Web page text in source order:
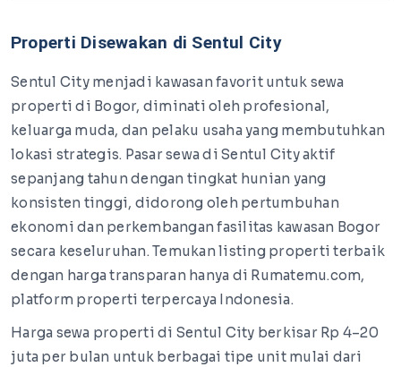
Properti Disewakan di Sentul City
Sentul City menjadi kawasan favorit untuk sewa
properti di Bogor, diminati oleh profesional,
keluarga muda, dan pelaku usaha yang membutuhkan
lokasi strategis. Pasar sewa di Sentul City aktif
sepanjang tahun dengan tingkat hunian yang
konsisten tinggi, didorong oleh pertumbuhan
ekonomi dan perkembangan fasilitas kawasan Bogor
secara keseluruhan. Temukan listing properti terbaik
dengan harga transparan hanya di Rumatemu.com,
platform properti terpercaya Indonesia.
Harga sewa properti di Sentul City berkisar Rp 4–20
juta per bulan untuk berbagai tipe unit mulai dari